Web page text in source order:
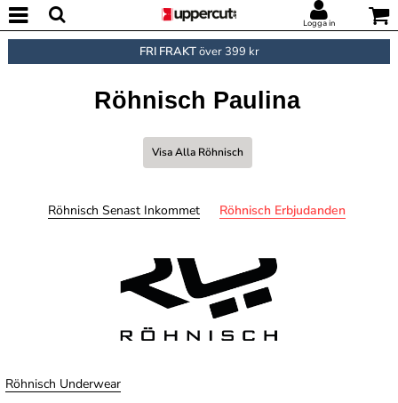
Logga in
FRI FRAKTöver 399 kr
Röhnisch Paulina
Visa Alla Röhnisch
Röhnisch Senast Inkommet Röhnisch Erbjudanden
Röhnisch Underwear